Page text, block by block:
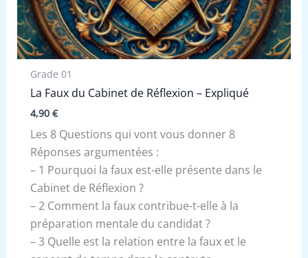
Grade 01
La Faux du Cabinet de Réflexion – Expliqué
4,90 €
Les 8 Questions qui vont vous donner 8
Réponses argumentées :
– 1 Pourquoi la faux est-elle présente dans le
Cabinet de Réflexion ?
– 2 Comment la faux contribue-t-elle à la
préparation mentale du candidat ?
– 3 Quelle est la relation entre la faux et le